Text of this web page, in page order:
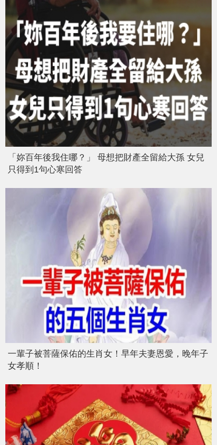
「妳百年後我住哪？」 母想把財產全留給大孫 女兒
只得到1句心寒回答
一輩子被菩薩保佑的生肖女！早年夫妻恩愛，晚年子
女孝順！